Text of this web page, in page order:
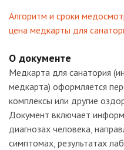
Алгоритм и сроки
цена медкарты для
О документе
Медкарта для санатория
медкарта) оформляется
комплексы или другие
Документ включает
диагнозах человека,
симптомах, результатах